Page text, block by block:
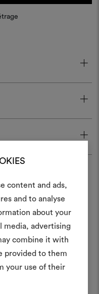
content and ads,
and to analyse
about your
media, advertising
combine it with
provided to them
your use of their
Moodboard
Créer
Un instrument interactif
à vos idées et les partager,
des matériaux et des